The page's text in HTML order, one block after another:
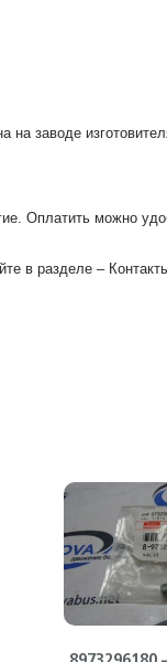
на заводе
Оплатить можно
в разделе –